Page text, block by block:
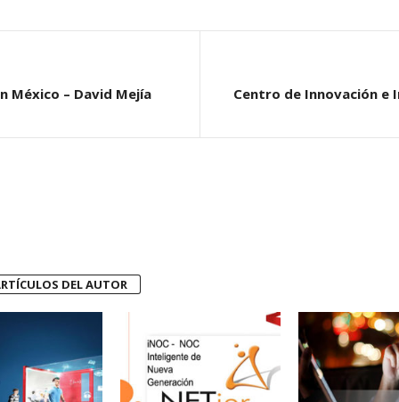
México – David Mejía Centro de Innovación e
DEL AUTOR